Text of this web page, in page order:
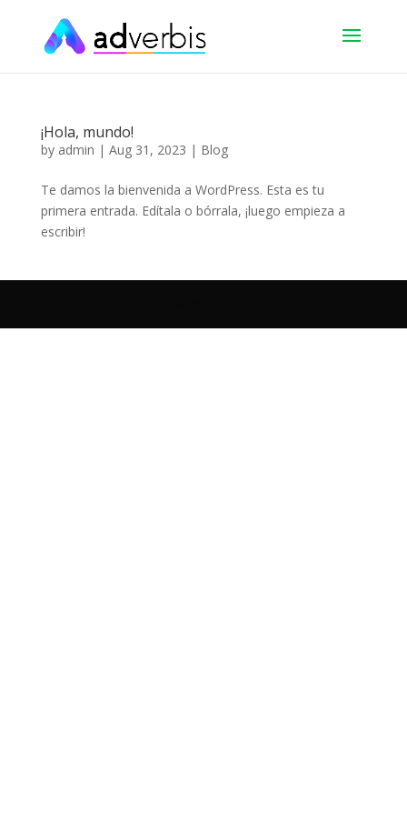
¡Hola, mundo!
by admin | Aug 31, 2023 | Blog
Te damos la bienvenida a WordPress. Esta es tu
primera entrada. Edítala o bórrala, ¡luego empieza a
escribir!